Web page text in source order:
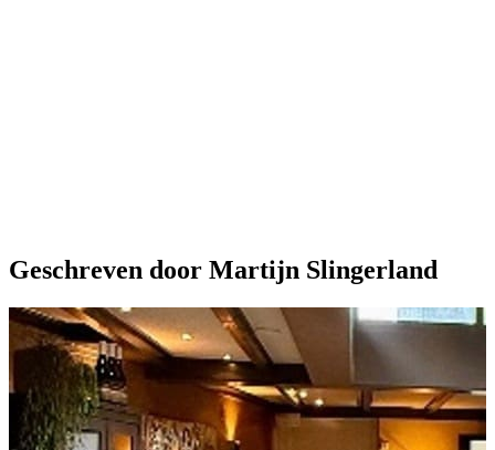
Geschreven door Martijn Slingerland